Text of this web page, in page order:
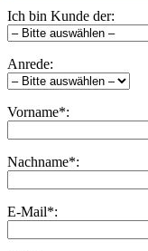
Ich bin Kunde der:
Anrede:
Vorname*:
Nachname*:
E-Mail*: